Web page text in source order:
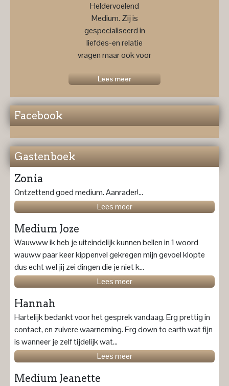
Heldervoelend
Medium. Zij is
gespecialiseerd in
liefdes-en relatie
vragen maar ook voor
toekomstprognose ....
Lees meer
Facebook
Gastenboek
Zonia
Ontzettend goed medium. Aanrader!...
Lees meer
Medium Joze
Wauwww ik heb je uiteindelijk kunnen bellen in 1 woord
wauww paar keer kippenvel gekregen mijn gevoel klopte
dus echt wel jij zei dingen die je niet k...
Lees meer
Hannah
Hartelijk bedankt voor het gesprek vandaag. Erg prettig in
contact, en zuivere waarneming. Erg down to earth wat fijn
is wanneer je zelf tijdelijk wat...
Lees meer
Medium Jeanette